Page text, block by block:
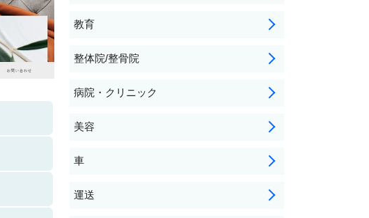
教育
整体院/整骨院
病院・クリニック
美容
車
運送